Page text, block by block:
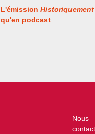
L'émission
qu'en podcast
Footer
Nous